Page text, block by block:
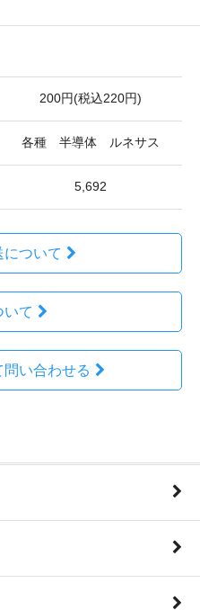
200円(税込220円)
各種 半導体 ルネサス
5,692
ついて
いて
い合わせる